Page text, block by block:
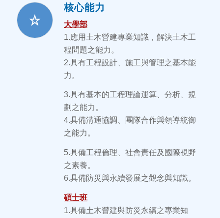
核心能力
大學部
1.應用土木營建專業知識，解決土木工
程問題之能力。
2.具有工程設計、施工與管理之基本能
力。
3.具有基本的工程理論運算、分析、規
劃之能力。
4.具備溝通協調、團隊合作與領導統御
之能力。
5.具備工程倫理、社會責任及國際視野
之素養。
6.具備防災與永續發展之觀念與知識。
碩士班
1.具備土木營建與防災永續之專業知